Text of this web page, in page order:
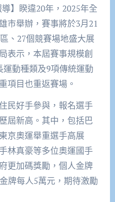
】睽違20年，2025年全
市舉辦，賽事將於3月21
、27個競賽場地盛大展
表示，本屆賽事規模創
動種類及9項傳統運動
項目也重返賽場。
民好手參與，報名選手
屆新高。其中，包括巴
京奧運舉重選手高展
林真豪等多位奧運國手
更加碼獎勵，個人金牌
牌每人5萬元，期待激勵